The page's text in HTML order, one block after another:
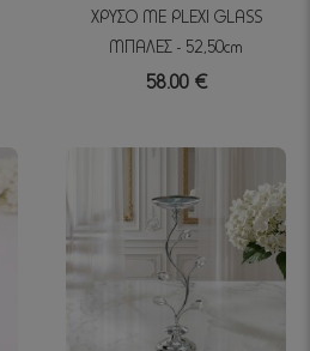
ΧΡΥΣΟ ME PLEXI GLASS
ΜΠΑΛΕΣ - 52,50cm
58.00 €